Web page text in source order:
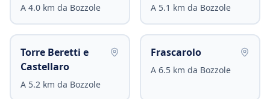
A 4.0 km da Bozzole A 5.1 km da Bozzole
Torre Beretti e
Castellaro
A 5.2 km da Bozzole
Frascarolo
A 6.5 km da Bozzole